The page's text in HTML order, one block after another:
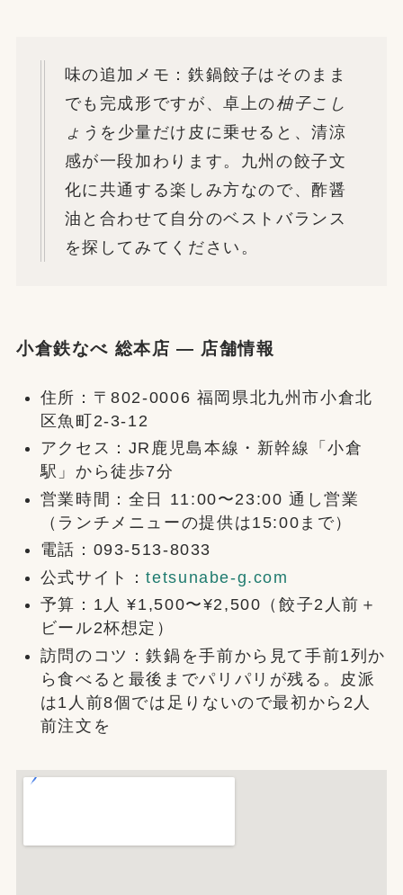
味の追加メモ：鉄鍋餃子はそのまま
でも完成形ですが、卓上の柚子こし
ょう を少量だけ皮に乗せると、清涼
感が一段加わります。九州の餃子文
化に共通する楽しみ方なので、酢醤
油と合わせて自分のベストバランス
を探してみてください。
小倉鉄なべ 総本店 — 店舗情報
住所：〒802-0006 福岡県北九州市小倉北
区魚町2-3-12
アクセス：JR鹿児島本線・新幹線「小倉
駅」から徒歩7分
営業時間：全日 11:00〜23:00 通し営業
（ランチメニューの提供は15:00まで）
電話：093-513-8033
公式サイト：tetsunabe-g.com
予算：1人 ¥1,500〜¥2,500（餃子2人前＋
ビール2杯想定）
訪問のコツ：鉄鍋を手前から見て手前1列か
ら食べると最後までパリパリが残る。皮派
は1人前8個では足りないので最初から2人
前注文を